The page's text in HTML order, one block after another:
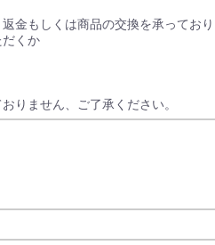
金もしくは商品の交換を承ってお
くか
りません、ご了承ください。